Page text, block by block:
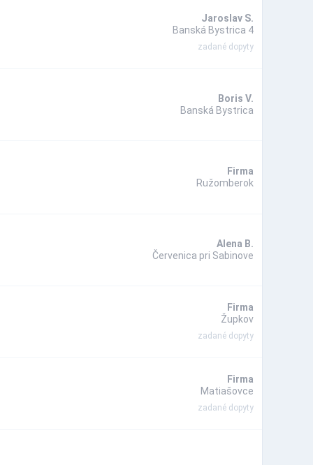
Jaroslav S.
Banská Bystrica 4
zadané dopyty
Boris V.
Banská Bystrica
Firma
Ružomberok
Alena B.
Červenica pri Sabinove
Firma
Župkov
zadané dopyty
Firma
Matiašovce
zadané dopyty